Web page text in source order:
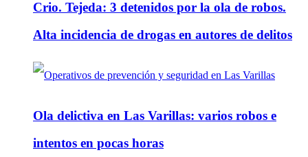
Crio. Tejeda: 3 detenidos por la ola de robos.
Alta incidencia de drogas en autores de delitos
Ola delictiva en Las Varillas: varios robos e
intentos en pocas horas